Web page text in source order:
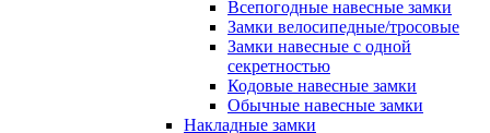
Всепогодные навесные замки
Замки велосипедные/тросовые
Замки навесные с одной
секретностью
Кодовые навесные замки
Обычные навесные замки
Накладные замки